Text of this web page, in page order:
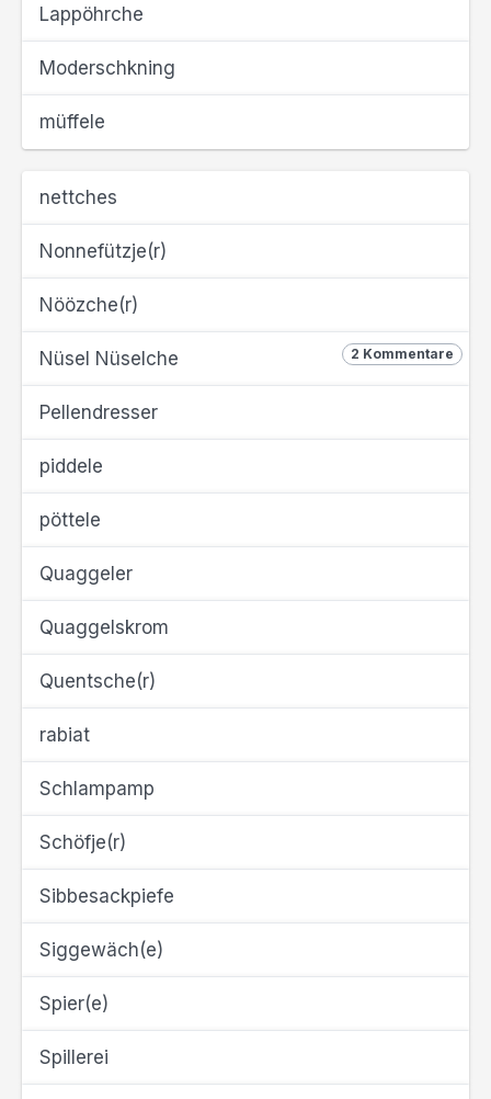
Lappöhrche
Moderschkning
müffele
nettches
Nonnefützje(r)
Nöözche(r)
2 Kommentare
Nüsel Nüselche
Pellendresser
piddele
pöttele
Quaggeler
Quaggelskrom
Quentsche(r)
rabiat
Schlampamp
Schöfje(r)
Sibbesackpiefe
Siggewäch(e)
Spier(e)
Spillerei